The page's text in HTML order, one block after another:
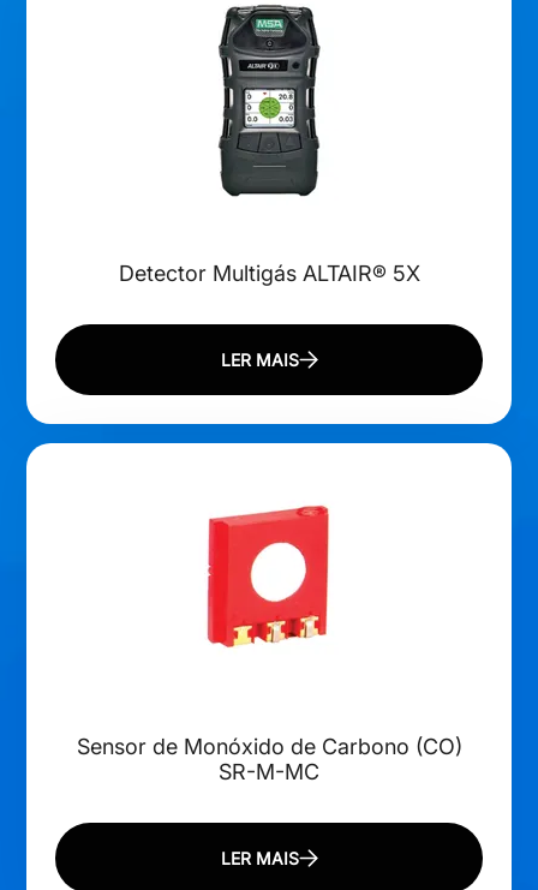
Detector Multigás ALTAIR® 5X
LER MAIS
Sensor de Monóxido de Carbono (CO)
SR-M-MC
LER MAIS